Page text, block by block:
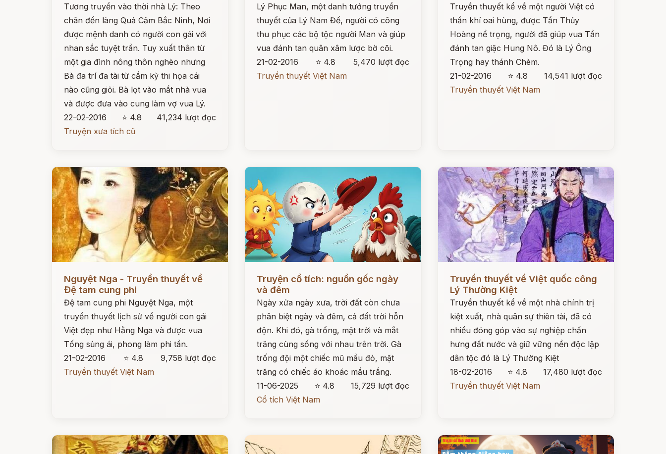
Tương truyền vào thời nhà Lý: Theo
chân đến làng Quả Cảm Bắc Ninh, Nơi
được mệnh danh có người con gái với
nhan sắc tuyệt trần. Tuy xuất thân từ
một gia đình nông thôn nghèo nhưng
Bà đa trí đa tài từ cầm kỳ thi họa cái
nào cũng giỏi. Bà lọt vào mắt nhà vua
và được đưa vào cung làm vợ vua Lý.
22-02-2016
⭐ 4.8
41,234 lượt đọc
Truyện xưa tích cũ
Lý Phục Man, một danh tướng truyền
thuyết của Lý Nam Đế, người có công
thu phục các bộ tộc người Man và giúp
vua đánh tan quân xâm lược bờ cõi.
21-02-2016
⭐ 4.8
5,470 lượt đọc
Truyền thuyết Việt Nam
Truyền thuyết kể về một người Việt có
thần khí oai hùng, được Tần Thủy
Hoàng nể trọng, người đã giúp vua Tần
đánh tan giặc Hung Nô. Đó là Lý Ông
Trọng hay thánh Chèm.
21-02-2016
⭐ 4.8
14,541 lượt đọc
Truyền thuyết Việt Nam
Nguyệt Nga - Truyền thuyết về
Đệ tam cung phi
Đệ tam cung phi Nguyệt Nga, một
truyền thuyết lịch sử về người con gái
Việt đẹp như Hằng Nga và được vua
Tống sủng ái, phong làm phi tần.
21-02-2016
⭐ 4.8
9,758 lượt đọc
Truyền thuyết Việt Nam
Truyện cổ tích: nguồn gốc ngày
và đêm
Ngày xửa ngày xưa, trời đất còn chưa
phân biệt ngày và đêm, cả đất trời hỗn
độn. Khi đó, gà trống, mặt trời và mắt
trăng cùng sống với nhau trên trời. Gà
trống đội một chiếc mũ mầu đỏ, mặt
trăng có chiếc áo khoác mầu trắng.
11-06-2025
⭐ 4.8
15,729 lượt đọc
Cổ tích Việt Nam
Đọc ngay
Truyền thuyết về Việt quốc công
Lý Thường Kiệt
Truyền thuyết kể về một nhà chính trị
kiệt xuất, nhà quân sự thiên tài, đã có
nhiều đóng góp vào sự nghiệp chấn
hưng đất nước và giữ vững nền độc lập
dân tộc đó là Lý Thường Kiệt
18-02-2016
⭐ 4.8
17,480 lượt đọc
Truyền thuyết Việt Nam